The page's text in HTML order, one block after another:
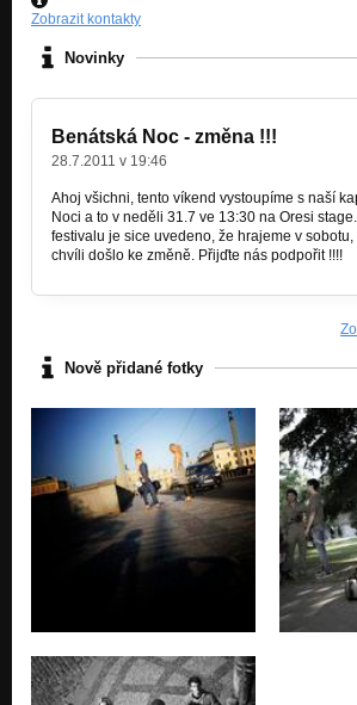
Zobrazit kontakty
Novinky
Benátská Noc - změna !!!
28.7.2011 v 19:46
Ahoj všichni, tento víkend vystoupíme s naší
Noci a to v neděli 31.7 ve 13:30 na Oresi
festivalu je sice uvedeno, že hrajeme v
chvíli došlo ke změně. Přijďte nás podpořit !!!!
Nově přidané fotky